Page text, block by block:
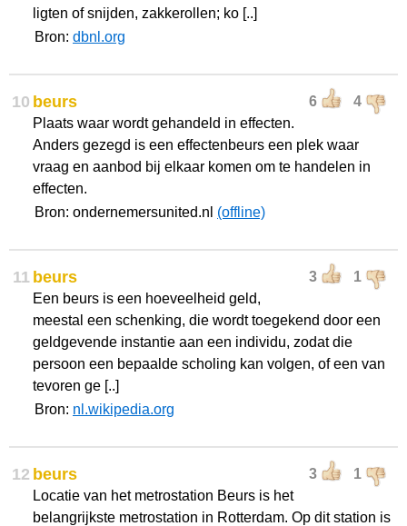
ligten of snijden, zakkerollen; ko [..]
Bron: dbnl.org
10 6 4
beurs
Plaats waar wordt gehandeld in effecten.
Anders gezegd is een effectenbeurs een plek waar
vraag en aanbod bij elkaar komen om te handelen in
effecten.
Bron: ondernemersunited.nl (offline)
11 3 1
beurs
Een beurs is een hoeveelheid geld,
meestal een schenking, die wordt toegekend door een
geldgevende instantie aan een individu, zodat die
persoon een bepaalde scholing kan volgen, of een van
tevoren ge [..]
Bron: nl.wikipedia.org
12 3 1
beurs
Locatie van het metrostation Beurs is het
belangrijkste metrostation in Rotterdam. Op dit station is